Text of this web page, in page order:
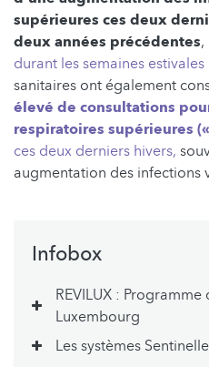
supérieures ces deux
deux années précédentes,
durant les semaines
sanitaires ont également
élevé de consultations
respiratoires supérieures
ces deux derniers hivers,
augmentation des infections
Infobox
REVILUX :
Luxembourg
Les systèmes